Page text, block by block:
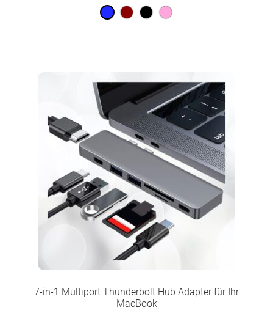
7-in-1 Multiport Thunderbolt Hub Adapter für Ihr
MacBook